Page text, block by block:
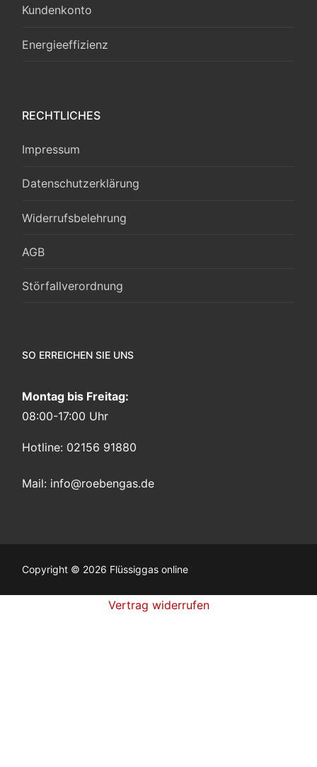
Kundenkonto
Energieeffizienz
RECHTLICHES
Impressum
Datenschutzerklärung
Widerrufsbelehrung
AGB
Störfallverordnung
SO ERREICHEN SIE UNS
Montag bis Freitag:
08:00-17:00 Uhr
Hotline: 02156 91880
Mail: info@roebengas.de
Copyright © 2026 Flüssiggas online
Vertrag widerrufen